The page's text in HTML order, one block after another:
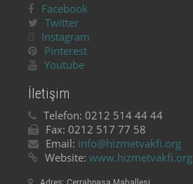
Facebook
Twitter
Instagram
Pinterest
Youtube
İletişim
Telefon: 0212 514 44 44
Fax: 0212 517 77 58
Email: info@hizmetvakfi.org
Website: www.hizmetvakfi.org